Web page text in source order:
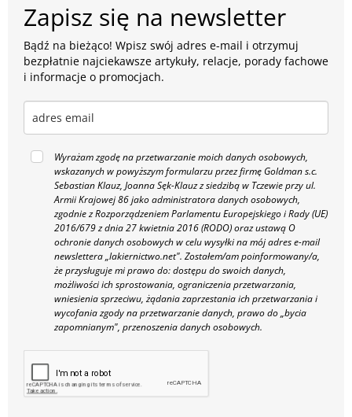
Zapisz się na newsletter
Bądź na bieżąco! Wpisz swój adres e-mail i otrzymuj
bezpłatnie najciekawsze artykuły, relacje, porady fachowe
i informacje o promocjach.
Wyrażam zgodę na przetwarzanie moich danych osobowych,
wskazanych w powyższym formularzu przez firmę Goldman s.c.
Sebastian Klauz, Joanna Sęk-Klauz z siedzibą w Tczewie przy ul.
Armii Krajowej 86 jako administratora danych osobowych,
zgodnie z Rozporządzeniem Parlamentu Europejskiego i Rady (UE)
2016/679 z dnia 27 kwietnia 2016 (RODO) oraz ustawą O
ochronie danych osobowych w celu wysyłki na mój adres e-mail
newslettera „lakiernictwo.net". Zostałem/am poinformowany/a,
że przysługuje mi prawo do: dostępu do swoich danych,
możliwości ich sprostowania, ograniczenia przetwarzania,
wniesienia sprzeciwu, żądania zaprzestania ich przetwarzania i
wycofania zgody na przetwarzanie danych, prawo do „bycia
zapomnianym", przenoszenia danych osobowych.